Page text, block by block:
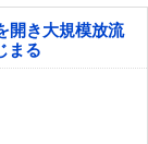
開き大規模放流
まる